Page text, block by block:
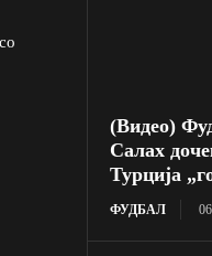
(Видео)
Салах
Турција
ФУДБАЛ